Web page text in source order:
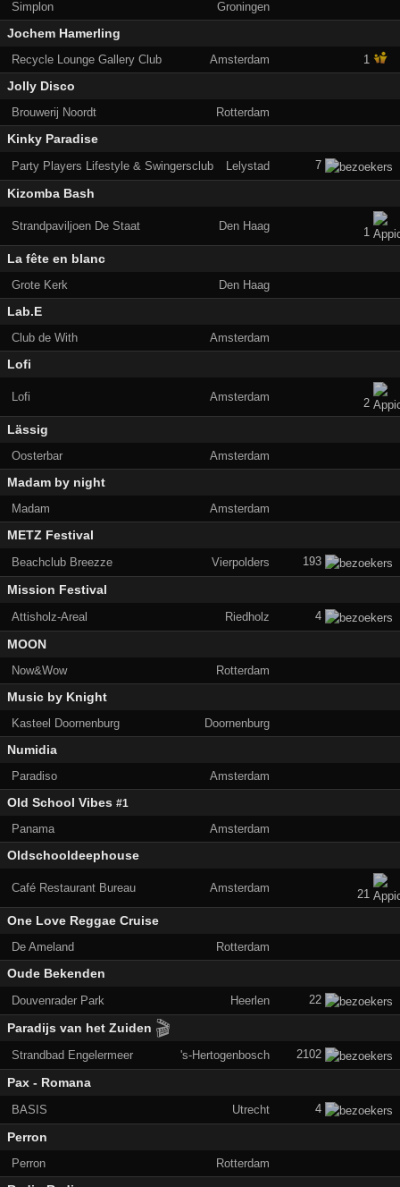
Simplon Groningen
Jochem Hamerling
Recycle Lounge Gallery Club Amsterdam 1
Jolly Disco
Brouwerij Noordt Rotterdam
Kinky Paradise
Party Players Lifestyle & Swingersclub Lelystad 7
Kizomba Bash
Strandpaviljoen De Staat Den Haag 1
La fête en blanc
Grote Kerk Den Haag
Lab.E
Club de With Amsterdam
Lofi
Lofi Amsterdam 2
Lässig
Oosterbar Amsterdam
Madam by night
Madam Amsterdam
METZ Festival
Beachclub Breezze Vierpolders 193
Mission Festival
Attisholz-Areal Riedholz 4
MOON
Now&Wow Rotterdam
Music by Knight
Kasteel Doornenburg Doornenburg
Numidia
Paradiso Amsterdam
Old School Vibes#1
Panama Amsterdam
Oldschooldeephouse
Café Restaurant Bureau Amsterdam 21
One Love Reggae Cruise
De Ameland Rotterdam
Oude Bekenden
Douvenrader Park Heerlen 22
Paradijs van het Zuiden 🎬
Strandbad Engelermeer 's-Hertogenbosch 2102
Pax - Romana
BASIS Utrecht 4
Perron
Perron Rotterdam